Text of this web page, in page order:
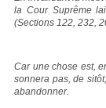
la Cour Suprême
(Sections 122, 232,
Car une chose est,
sonnera pas, de
abandonner.